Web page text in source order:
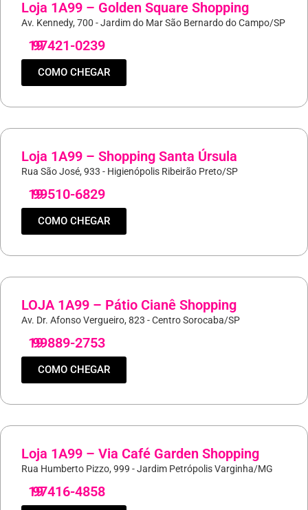
Loja 1A99 – Golden Square Shopping
Av. Kennedy, 700 - Jardim do Mar São Bernardo do Campo/SP
19
97421-0239
COMO CHEGAR
Loja 1A99 – Shopping Santa Úrsula
Rua São José, 933 - Higienópolis Ribeirão Preto/SP
19
99510-6829
COMO CHEGAR
LOJA 1A99 – Pátio Cianê Shopping
Av. Dr. Afonso Vergueiro, 823 - Centro Sorocaba/SP
19
99889-2753
COMO CHEGAR
Loja 1A99 – Via Café Garden Shopping
Rua Humberto Pizzo, 999 - Jardim Petrópolis Varginha/MG
19
97416-4858